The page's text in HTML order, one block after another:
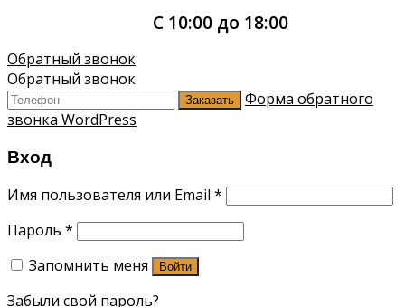
С 10:00 до 18:00
Обратный звонок
Обратный звонок
Заказать
Форма обратного
звонка WordPress
Вход
Имя пользователя или Email *
Пароль *
Запомнить меня
Войти
Забыли свой пароль?